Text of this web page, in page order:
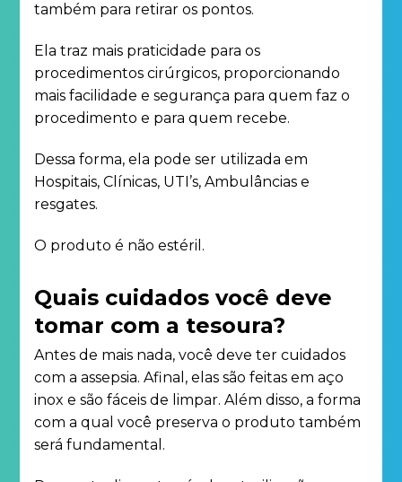
também para retirar os pontos.
Ela traz mais praticidade para os
procedimentos cirúrgicos, proporcionando
mais facilidade e segurança para quem faz o
procedimento e para quem recebe.
Dessa forma, ela pode ser utilizada em
Hospitais, Clínicas, UTI’s, Ambulâncias e
resgates.
O produto é não estéril.
Quais cuidados você deve
tomar com a tesoura?
Antes de mais nada, você deve ter cuidados
com a assepsia. Afinal, elas são feitas em aço
inox e são fáceis de limpar. Além disso, a forma
com a qual você preserva o produto também
será fundamental.